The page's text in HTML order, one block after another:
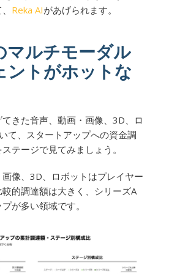
Reka AIがあげられます。
マルチモーダル
ントがホットな
きた音声、動画・画像、3D、ロ
て、スタートアップへの資金調
テージで見てみましょう。
像、3D、ロボットはプレイヤー
的調達額は大きく、シリーズA
が多い領域です。